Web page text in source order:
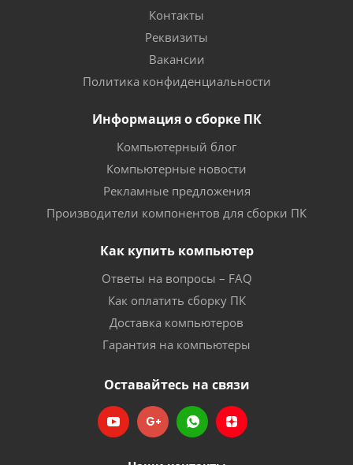
Контакты
Реквизиты
Вакансии
Политика конфиденциальности
Информация о сборке ПК
Компьютерный блог
Компьютерные новости
Рекламные предложения
Производители компонентов для сборки ПК
Как купить компьютер
Ответы на вопросы – FAQ
Как оплатить сборку ПК
Доставка компьютеров
Гарантия на компьютеры
Оставайтесь на связи